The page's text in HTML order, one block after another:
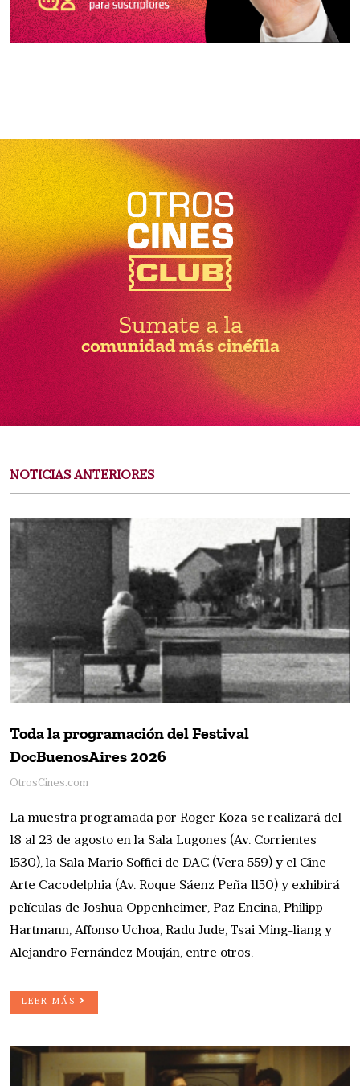
NOTICIAS ANTERIORES
Toda la programación del Festival
DocBuenosAires 2026
OtrosCines.com
La muestra programada por Roger Koza se realizará del
18 al 23 de agosto en la Sala Lugones (Av. Corrientes
1530), la Sala Mario Soffici de DAC (Vera 559) y el Cine
Arte Cacodelphia (Av. Roque Sáenz Peña 1150) y exhibirá
películas de Joshua Oppenheimer, Paz Encina, Philipp
Hartmann, Affonso Uchoa, Radu Jude, Tsai Ming-liang y
Alejandro Fernández Mouján, entre otros.
LEER MÁS